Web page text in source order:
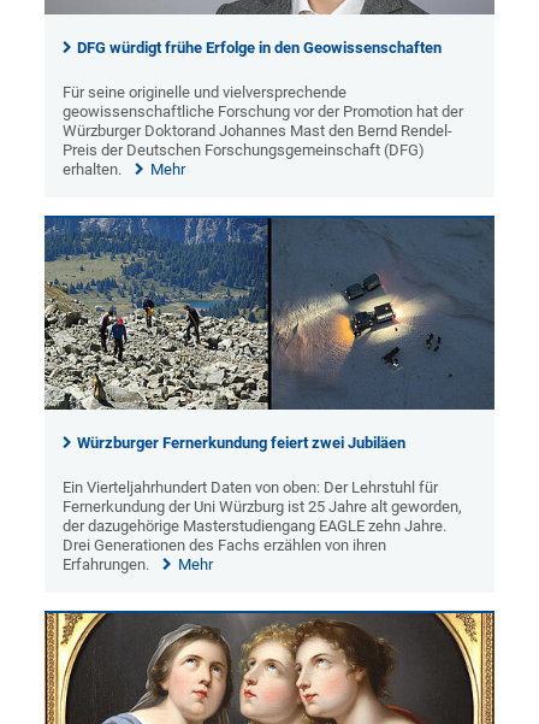
DFG würdigt frühe Erfolge in den Geowissenschaften
Für seine originelle und vielversprechende
geowissenschaftliche Forschung vor der Promotion hat der
Würzburger Doktorand Johannes Mast den Bernd Rendel-
Preis der Deutschen Forschungsgemeinschaft (DFG)
erhalten.
Mehr
Würzburger Fernerkundung feiert zwei Jubiläen
Ein Vierteljahrhundert Daten von oben: Der Lehrstuhl für
Fernerkundung der Uni Würzburg ist 25 Jahre alt geworden,
der dazugehörige Masterstudiengang EAGLE zehn Jahre.
Drei Generationen des Fachs erzählen von ihren
Erfahrungen.
Mehr